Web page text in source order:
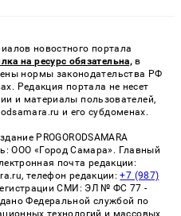
новостного портала
на ресурс обязательна, в
нормы законодательства РФ
Редакция портала не несет
и материалы пользователей,
и его субдоменах.
PROGORODSAMARA
ООО «Город Самара». Главный
почта редакции:
телефон редакции:+7 (987)
СМИ: ЭЛ № ФС 77 -
Федеральной службой по
технологий и массовых